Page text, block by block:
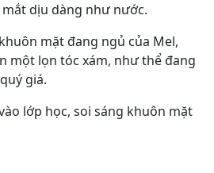
dịu dàng như nước.
mặt đang ngủ của Mel,
một lọn tóc xám, như thể đang
giá.
lớp học, soi sáng khuôn mặt